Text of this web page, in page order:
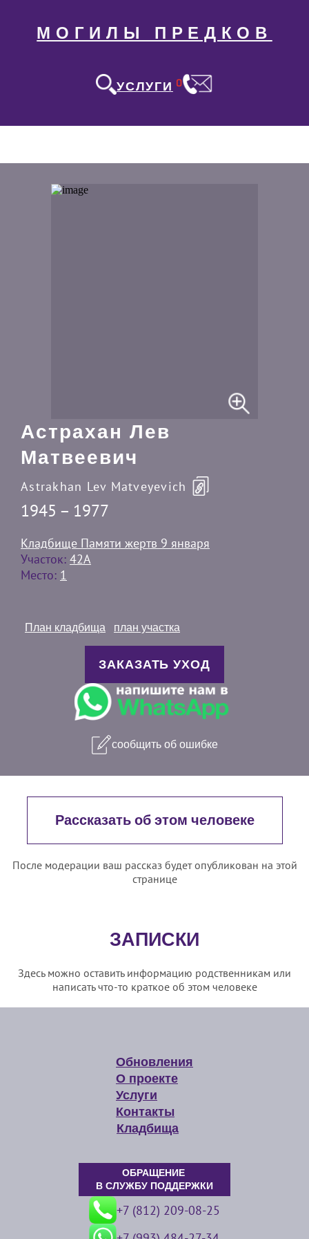
МОГИЛЫ ПРЕДКОВ
УСЛУГИ 0
Астрахан Лев
Матвеевич
Astrakhan Lev Matveyevich
1945 – 1977
Кладбище Памяти жертв 9 января
Участок: 42A
Место: 1
План кладбища план участка
ЗАКАЗАТЬ УХОД
сообщить об ошибке
Рассказать об этом человеке
После модерации ваш рассказ будет опубликован на этой
странице
ЗАПИСКИ
Здесь можно оставить информацию родственникам или
написать что-то краткое об этом человеке
Обновления
О проекте
Услуги
Контакты
Кладбища
ОБРАЩЕНИЕ
В СЛУЖБУ ПОДДЕРЖКИ
+7 (812) 209-08-25